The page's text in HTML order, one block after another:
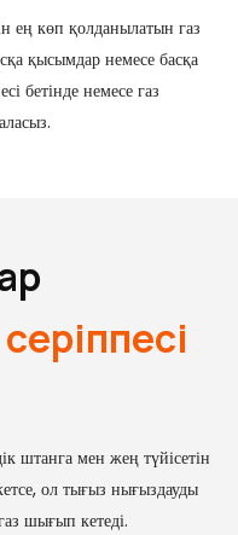
ең көп қолданылатын газ
қысымдар немесе басқа
бетінде немесе газ
штанга мен жең түйісетін
ол тығыз нығыздауды
шығып кетеді.